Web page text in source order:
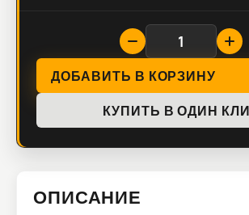
ДОБАВИТЬ В КОРЗИНУ
КУПИТЬ В ОДИН
ОПИСАНИЕ